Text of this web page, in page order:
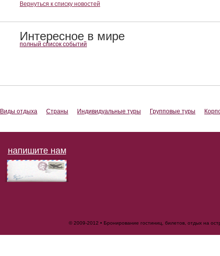
Вернуться к списку новостей
Интересное в мире
полный список событий
Виды отдыха Страны Индивидуальные туры Групповые туры
напишите нам
© 2009-2012 • Бронирование гостиниц, билетов, отдых на